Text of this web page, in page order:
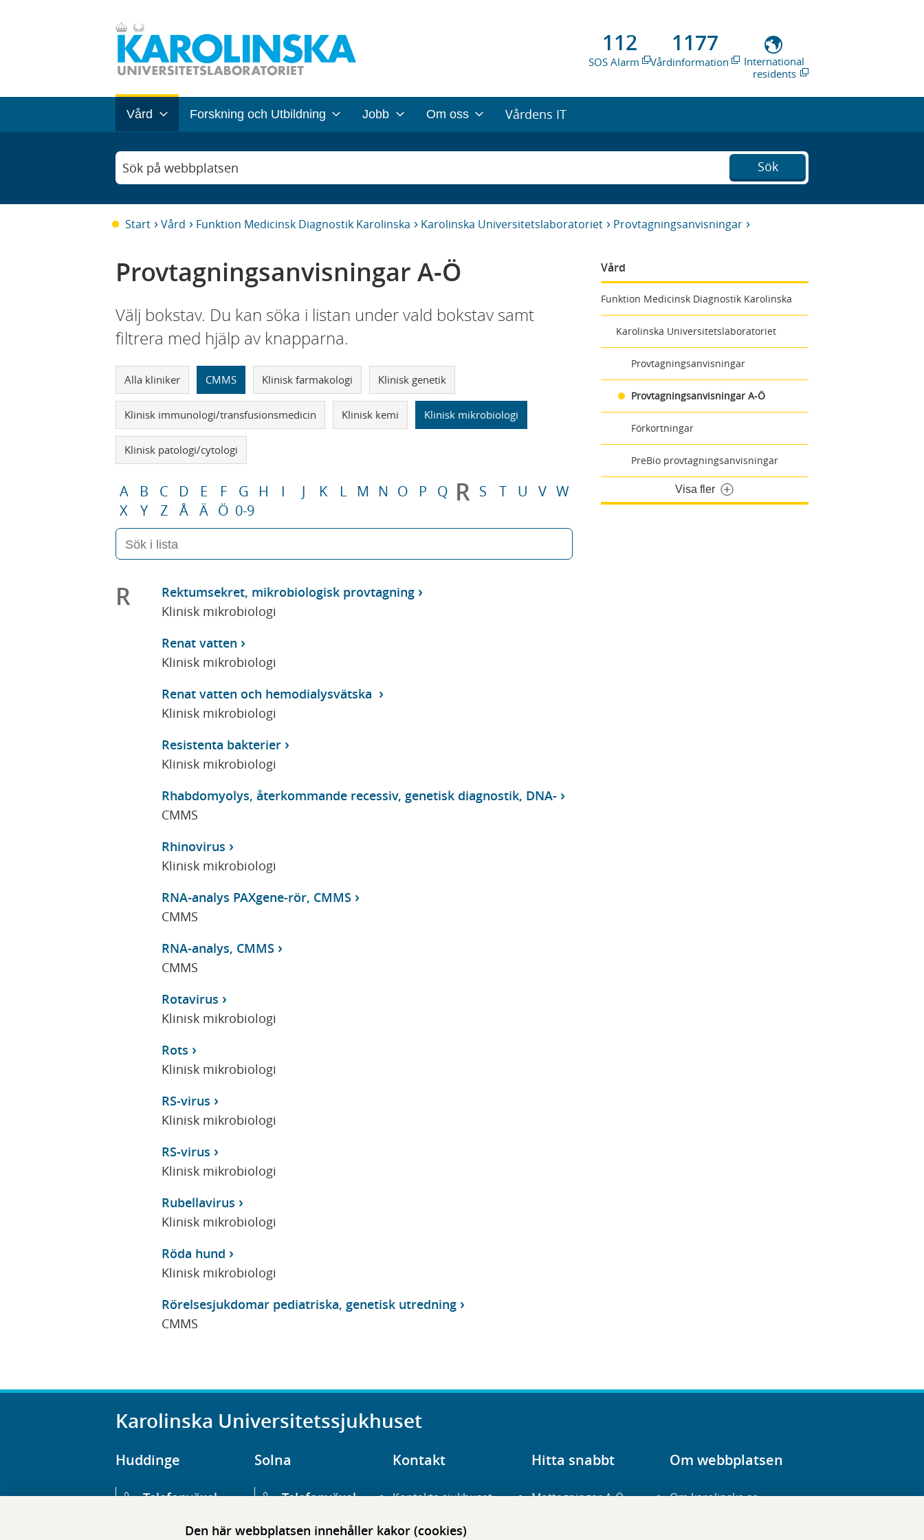
Den här webbplatsen innehåller kakor (cookies)
112
SOS Alarm
1177
Vårdinformation
International
residents
Vård Forskning och Utbildning Jobb Om oss Vårdens IT
Sök på webbplatsen Sök
Start Vård Funktion Medicinsk Diagnostik Karolinska Karolinska Universitetslaboratoriet Provtagningsanvisningar
Vård
Funktion Medicinsk Diagnostik Karolinska
Karolinska Universitetslaboratoriet
Provtagningsanvisningar
Provtagningsanvisningar A-Ö
Förkortningar
PreBio provtagningsanvisningar
Visa fler
Provtagningsanvisningar A-Ö
Välj bokstav. Du kan söka i listan under vald bokstav samt
filtrera med hjälp av knapparna.
Alla kliniker CMMS Klinisk farmakologi Klinisk genetik
Klinisk immunologi/transfusionsmedicin Klinisk kemi Klinisk mikrobiologi
Klinisk patologi/cytologi
A B C D E F G H I J K L M N O P Q R S T U V W
X
Y Z Å Ä Ö 0-9
R
Rektumsekret, mikrobiologisk provtagning
Klinisk mikrobiologi
Renat vatten
Klinisk mikrobiologi
Renat vatten och hemodialysvätska
Klinisk mikrobiologi
Resistenta bakterier
Klinisk mikrobiologi
Rhabdomyolys, återkommande recessiv, genetisk diagnostik, DNA-
CMMS
Rhinovirus
Klinisk mikrobiologi
RNA-analys PAXgene-rör, CMMS
CMMS
RNA-analys, CMMS
CMMS
Rotavirus
Klinisk mikrobiologi
Rots
Klinisk mikrobiologi
RS-virus
Klinisk mikrobiologi
RS-virus
Klinisk mikrobiologi
Rubellavirus
Klinisk mikrobiologi
Röda hund
Klinisk mikrobiologi
Rörelsesjukdomar pediatriska, genetisk utredning
CMMS
Karolinska Universitetssjukhuset
Huddinge
Telefonväxel
Solna
Telefonväxel
Kontakt
Kontakta sjukhuset
Hitta hit
Hitta snabbt
Mottagningar A-Ö
Om webbplatsen
Om karolinska.se